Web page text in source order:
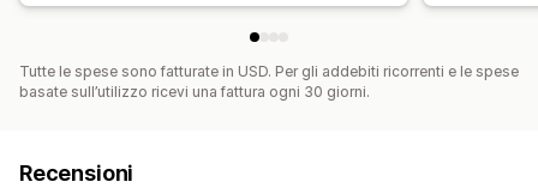
Tutte le spese sono fatturate in USD. Per gli addebiti ricorrenti e le spese
basate sull’utilizzo ricevi una fattura ogni 30 giorni.
Recensioni